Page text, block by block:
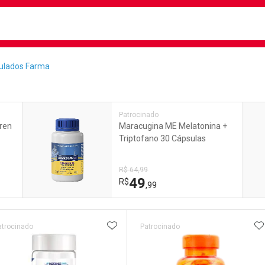
Farma
Patrocinado
Maracugina ME Melatonina +
Triptofano 30 Cápsulas
R$ 64,99
R$49,99
ADICIONAR AOS FAVORITOS
Patrocinado